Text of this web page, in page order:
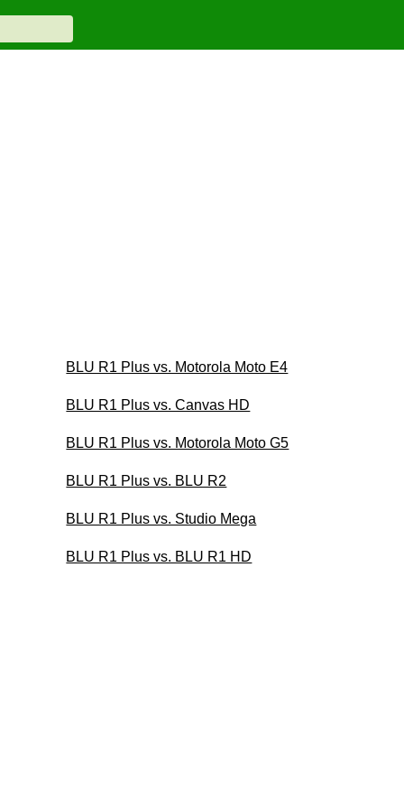
BLU R1 Plus vs. Motorola Moto E4
BLU R1 Plus vs. Canvas HD
BLU R1 Plus vs. Motorola Moto G5
BLU R1 Plus vs. BLU R2
BLU R1 Plus vs. Studio Mega
BLU R1 Plus vs. BLU R1 HD